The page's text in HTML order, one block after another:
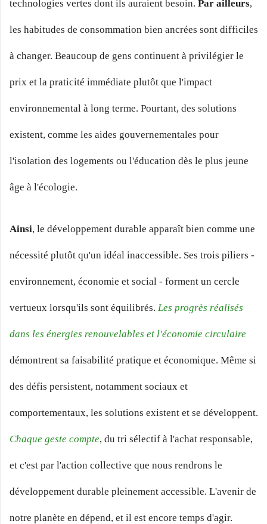
technologies vertes dont ils auraient besoin. Par ailleurs,
les habitudes de consommation bien ancrées sont difficiles
à changer. Beaucoup de gens continuent à privilégier le
prix et la praticité immédiate plutôt que l'impact
environnemental à long terme. Pourtant, des solutions
existent, comme les aides gouvernementales pour
l'isolation des logements ou l'éducation dès le plus jeune
âge à l'écologie.
Ainsi, le développement durable apparaît bien comme une
nécessité plutôt qu'un idéal inaccessible. Ses trois piliers -
environnement, économie et social - forment un cercle
vertueux lorsqu'ils sont équilibrés. Les progrès réalisés
dans les énergies renouvelables et l'économie circulaire
démontrent sa faisabilité pratique et économique. Même si
des défis persistent, notamment sociaux et
comportementaux, les solutions existent et se développent.
Chaque geste compte, du tri sélectif à l'achat responsable,
et c'est par l'action collective que nous rendrons le
développement durable pleinement accessible. L'avenir de
notre planète en dépend, et il est encore temps d'agir.